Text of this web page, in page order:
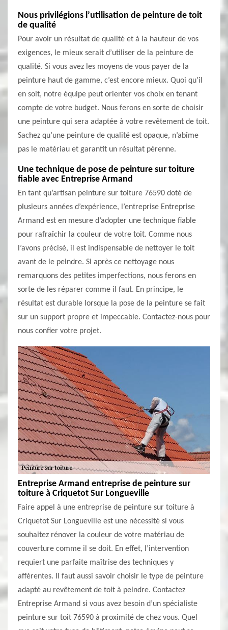
Nous privilégions l’utilisation de peinture de toit
de qualité
Pour avoir un résultat de qualité et à la hauteur de vos
exigences, le mieux serait d’utiliser de la peinture de
qualité. Si vous avez les moyens de vous payer de la
peinture haut de gamme, c’est encore mieux. Quoi qu’il
en soit, notre équipe peut orienter vos choix en tenant
compte de votre budget. Nous ferons en sorte de choisir
une peinture qui sera adaptée à votre revêtement de toit.
Sachez qu’une peinture de qualité est opaque, n’abîme
pas le matériau et garantit un résultat pérenne.
Une technique de pose de peinture sur toiture
fiable avec Entreprise Armand
En tant qu’artisan peinture sur toiture 76590 doté de
plusieurs années d’expérience, l’entreprise Entreprise
Armand est en mesure d’adopter une technique fiable
pour rafraîchir la couleur de votre toit. Comme nous
l’avons précisé, il est indispensable de nettoyer le toit
avant de le peindre. Si après ce nettoyage nous
remarquons des petites imperfections, nous ferons en
sorte de les réparer comme il faut. En principe, le
résultat est durable lorsque la pose de la peinture se fait
sur un support propre et impeccable. Contactez-nous pour
nous confier votre projet.
Entreprise Armand entreprise de peinture sur
toiture à Criquetot Sur Longueville
Faire appel à une entreprise de peinture sur toiture à
Criquetot Sur Longueville est une nécessité si vous
souhaitez rénover la couleur de votre matériau de
couverture comme il se doit. En effet, l’intervention
requiert une parfaite maîtrise des techniques y
afférentes. Il faut aussi savoir choisir le type de peinture
adapté au revêtement de toit à peindre. Contactez
Entreprise Armand si vous avez besoin d’un spécialiste
peinture sur toit 76590 à proximité de chez vous. Quel